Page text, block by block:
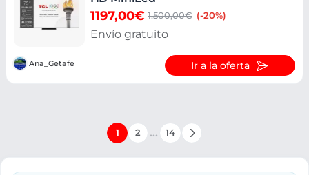
1197,00€ 1.500,00€ (-20%)
Envío gratuito
Ana_Getafe Ir a la oferta
1 2 … 14